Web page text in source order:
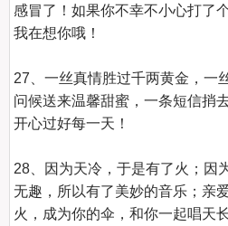
感冒了！如果你不幸不小心打了
我在想你哦！
27、一丝真情胜过千两黄金，一
问候送来温馨甜蜜，一条短信捎
开心过好每一天！
28、因为天冷，于是有了火；因
无趣，所以有了美妙的音乐；亲
火，成为你的伞，和你一起唱天